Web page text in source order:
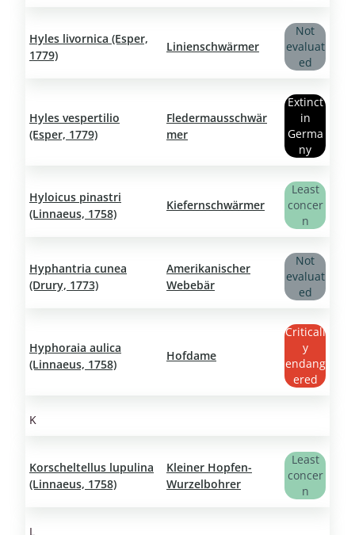
Hyles livornica (Esper,
1779)
Linienschwärmer
Not
evaluat
ed
Hyles vespertilio
(Esper, 1779)
Fledermausschwär
mer
Extinct
in
Germa
ny
Hyloicus pinastri
(Linnaeus, 1758)
Kiefernschwärmer
Least
concer
n
Hyphantria cunea
(Drury, 1773)
Amerikanischer
Webebär
Not
evaluat
ed
Hyphoraia aulica
(Linnaeus, 1758)
Hofdame
Criticall
y
endang
ered
K
Korscheltellus lupulina
(Linnaeus, 1758)
Kleiner Hopfen-
Wurzelbohrer
Least
concer
n
L